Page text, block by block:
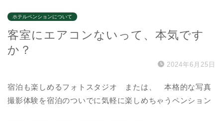
ホテルペンションについて
客室にエアコンないって、本気です
か？
2024年6月25日
宿泊も楽しめるフォトスタジオ または、 本格的な写真
撮影体験を宿泊のついでに気軽に楽しめちゃうペンション